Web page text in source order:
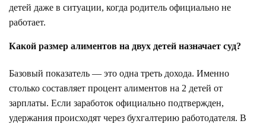
детей даже в ситуации, когда родитель официально не
работает.
Какой размер алиментов на двух детей назначает суд?
Базовый показатель — это одна треть дохода. Именно
столько составляет процент алиментов на 2 детей от
зарплаты. Если заработок официально подтвержден,
удержания происходят через бухгалтерию работодателя. В